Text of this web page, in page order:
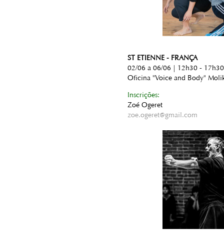
ST ETIENNE - FRANÇA
02/06 a 06/06 | 12h30 - 17h30
Oficina "Voice and Body"
Inscrições:
Zoé Ogeret
zoe.ogeret@gmail.com